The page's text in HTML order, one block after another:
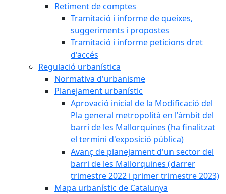
Retiment de comptes
Tramitació i informe de queixes,
suggeriments i propostes
Tramitació i informe peticions dret
d'accés
Regulació urbanística
Normativa d'urbanisme
Planejament urbanístic
Aprovació inicial de la Modificació del
Pla general metropolità en l'àmbit del
barri de les Mallorquines (ha finalitzat
el termini d'exposició pública)
Avanç de planejament d'un sector del
barri de les Mallorquines (darrer
trimestre 2022 i primer trimestre 2023)
Mapa urbanístic de Catalunya